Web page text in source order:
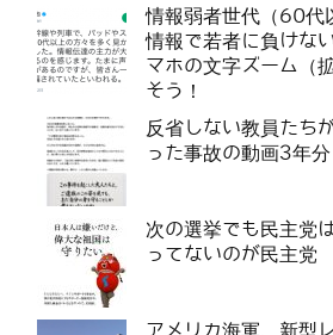
情報弱者世代（60代
情報で若者に負けな
マホの文字ズーム（
そう！
反省しない教員たち
った事故の動画3年分
次の選挙でも民主党
ってないのが民主党